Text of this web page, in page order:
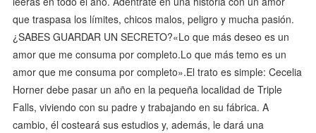
que traspasa los límites, chicos malos, peligro y mucha pasión.
¿SABES GUARDAR UN SECRETO?«Lo que más deseo es un
amor que me consuma por completo.Lo que más temo es un
amor que me consuma por completo».El trato es simple: Cecelia
Horner debe pasar un año en la pequeña localidad de Triple
Falls, viviendo con su padre y trabajando en su fábrica. A
cambio, él costeará sus estudios y, además, le dará una